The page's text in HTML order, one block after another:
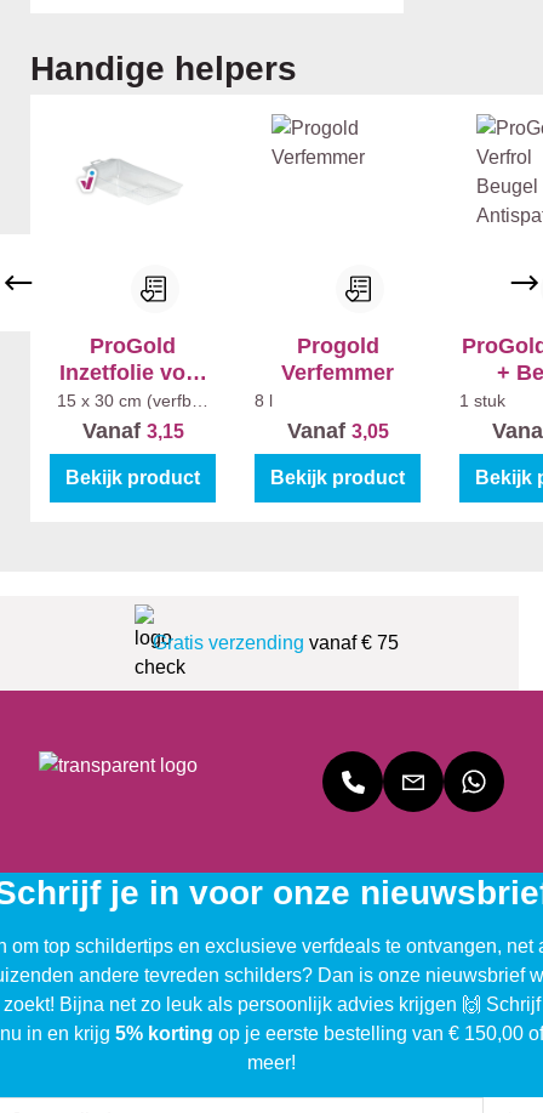
Productgalerij overslaan
Handige helpers
ProGold
Inzetfolie voor
verfbak (5st)
15 x 30 cm (verfbak
Vanaf 3,15
Bekijk product
Progold
Verfemmer
8 l
Vanaf 3,05
Bekijk product
+
1 stuk
Bekijk
Gratis verzending vanaf € 75
je in voor onze
om top schildertips en exclusieve verfdeals te ontvangen, net
andere tevreden schilders? Dan is onze nieuwsbrief
Bijna net zo leuk als persoonlijk advies krijgen 🙌
nu in en krijg 5% korting op je eerste bestelling van € 150,00 of
meer!